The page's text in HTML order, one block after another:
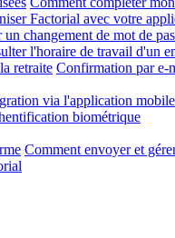
Factorial avec votre
changement de mot de
l'horaire de travail d'un
retraite Confirmation par e-
via l'application mobile
biométrique
Comment envoyer et